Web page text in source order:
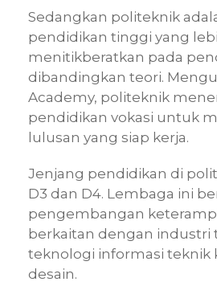
Sedangkan politeknik
pendidikan tinggi yang
menitikberatkan pada
dibandingkan teori.
Academy, politeknik
pendidikan vokasi untuk
lulusan yang siap kerja.
Jenjang pendidikan di
D3 dan D4. Lembaga ini
pengembangan
berkaitan dengan industri
teknologi informasi teknik
desain.